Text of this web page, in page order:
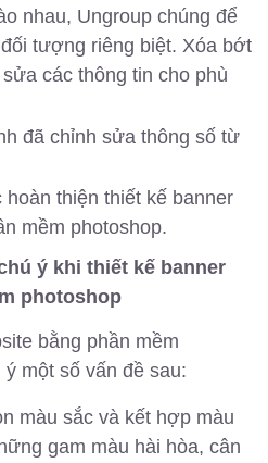
nhau, Ungroup chúng để
tượng riêng biệt. Xóa bớt
các thông tin cho phù
đã chỉnh sửa thông số từ
hoàn thiện thiết kế banner
mềm photoshop.
ý khi thiết kế banner
photoshop
bằng phần mềm
một số vấn đề sau:
màu sắc và kết hợp màu
gam màu hài hòa, cân